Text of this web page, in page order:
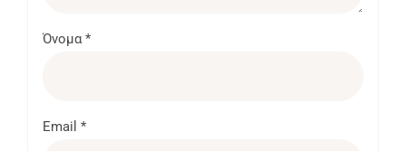
Όνομα*
Email *